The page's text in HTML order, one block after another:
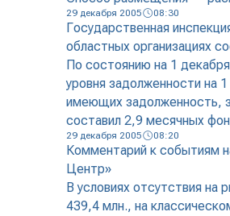
29 декабря 2005 08:30
Государственная
областных организациях
По состоянию на 1
уровня задолженности на
имеющих задолженность,
составил 2,9 месячных
29 декабря 2005 08:20
Комментарий к событиям
Центр»
В условиях отсутствия на
439,4 млн., на